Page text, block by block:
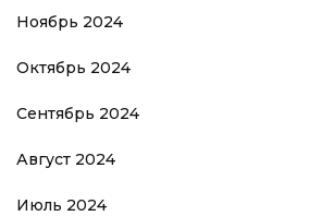
Ноябрь 2024
Октябрь 2024
Сентябрь 2024
Август 2024
Июль 2024